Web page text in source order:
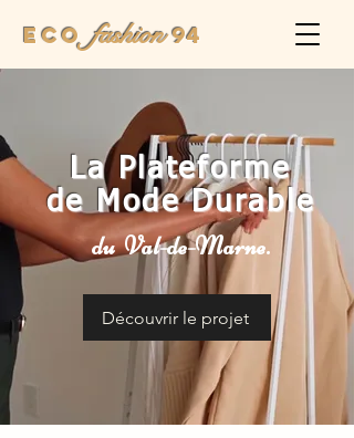
Eco fashion 94
La Plateforme
de Mode Durable
du Val-de-Marne.
Découvrir le projet